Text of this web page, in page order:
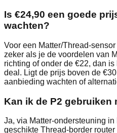
Is €24,90 een goede
wachten?
Voor een Matter/
zeker als je de voordelen van
richting of onder de €22, dan
deal. Ligt de prijs boven de
aanbieding wachten of
Kan ik de P2 gebruiken
Ja, via Matter‑ondersteuning
geschikte Thread‑border